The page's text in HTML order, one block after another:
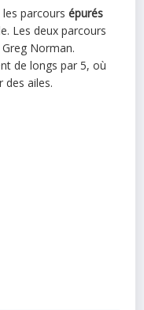
les parcoursépurés
Les deux parcours
Norman.
de longs par 5, où
des ailes.